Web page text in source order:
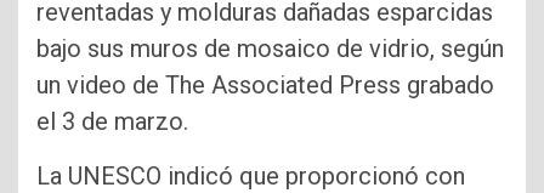
reventadas y molduras dañadas esparcidas
bajo sus muros de mosaico de vidrio, según
un video de The Associated Press grabado
el 3 de marzo.
La UNESCO indicó que proporcionó con